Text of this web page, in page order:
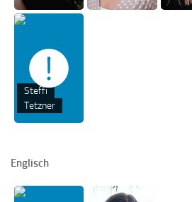
Steffi
Tetzner
Englisch